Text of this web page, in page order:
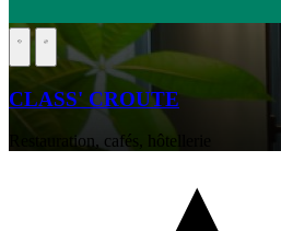
CLASS' CROUTE
Restauration, cafés, hôtellerie